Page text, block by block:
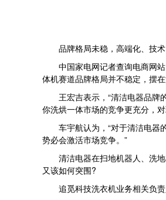
品牌格局未稳，高端化、技术
中国家电网记者查询电商网站
体机赛道品牌格局并不稳定，摆
王宏吉表示，“清洁电器品牌的
你洗烘一体市场的竞争更充分，
车宇航认为，“对于清洁电器的
势必会激活市场竞争。”
清洁电器在扫地机器人、洗地
又该如何突围?
追觅科技洗衣机业务相关负责